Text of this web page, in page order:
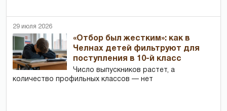
29 июля 2026
«Отбор был жестким»: как в
Челнах детей фильтруют для
поступления в 10-й класс
Число выпускников растет, а
количество профильных классов — нет